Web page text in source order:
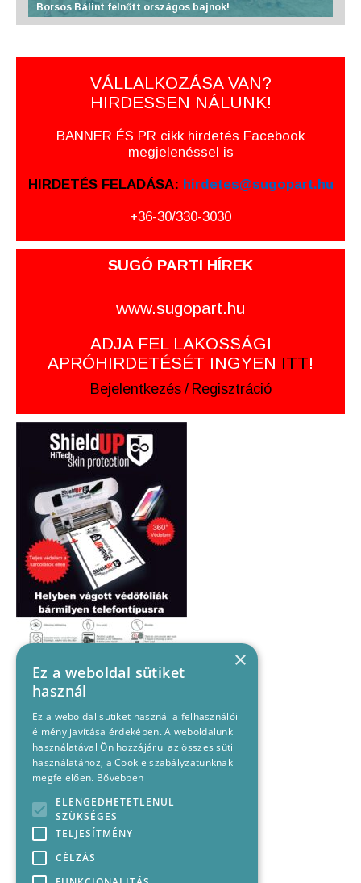
Borsos Bálint felnőtt országos bajnok!
VÁLLALKOZÁSA VAN?
HIRDESSEN NÁLUNK!
BANNER ÉS PR cikk hirdetés Facebook
megjelenéssel is
HIRDETÉS FELADÁSA: hirdetes@sugopart.hu
+36-30/330-3030
SUGÓ PARTI HÍREK
www.sugopart.hu
ADJA FEL LAKOSSÁGI
APRÓHIRDETÉSÉT INGYEN ITT!
Bejelentkezés / Regisztráció
×
Ez a weboldal sütiket
használ
Ez a weboldal sütiket használ a felhasználói
élmény javítása érdekében. A weboldalunk
használatával Ön hozzájárul az összes süti
használatához, a Cookie szabályzatunknak
megfelelően. Bővebben
ELENGEDHETETLENÜL
SZÜKSÉGES
TELJESÍTMÉNY
CÉLZÁS